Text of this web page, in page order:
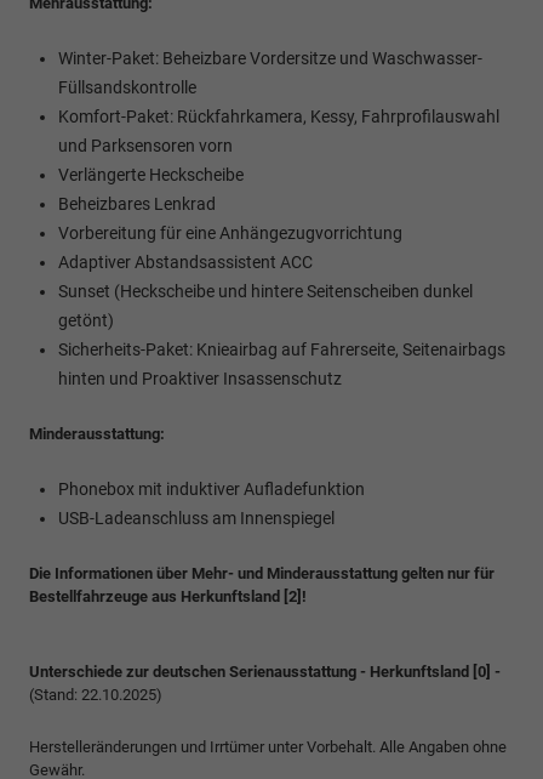
Winter-Paket: Beheizbare Vordersitze und Waschwasser-
Füllsandskontrolle
Komfort-Paket: Rückfahrkamera, Kessy, Fahrprofilauswahl
und Parksensoren vorn
Verlängerte Heckscheibe
Beheizbares Lenkrad
Vorbereitung für eine Anhängezugvorrichtung
Adaptiver Abstandsassistent ACC
Sunset (Heckscheibe und hintere Seitenscheiben dunkel
getönt)
Sicherheits-Paket: Knieairbag auf Fahrerseite, Seitenairbags
hinten und Proaktiver Insassenschutz
Minderausstattung:
Phonebox mit induktiver Aufladefunktion
USB-Ladeanschluss am Innenspiegel
Die Informationen über Mehr- und Minderausstattung gelten nur für
Bestellfahrzeuge aus Herkunftsland [2]!
Unterschiede zur deutschen Serienausstattung - Herkunftsland [0] -
(Stand: 22.10.2025)
Herstelleränderungen und Irrtümer unter Vorbehalt. Alle Angaben ohne
Gewähr.